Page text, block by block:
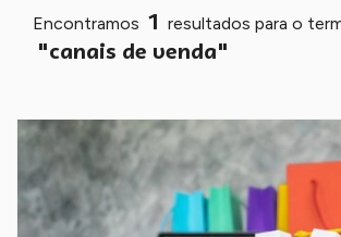
Encontramos 1 resultados para o
"canais de venda"